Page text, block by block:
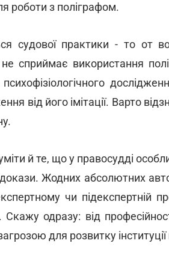
роботи з поліграфом.
судової практики - то от
сприймає використання
від його імітації. Варто
й те, що у правосудді
Жодних абсолютних
чи підекспертній
Скажу одразу: від
для розвитку